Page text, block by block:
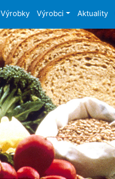
Výrobky Výrobci Aktuality